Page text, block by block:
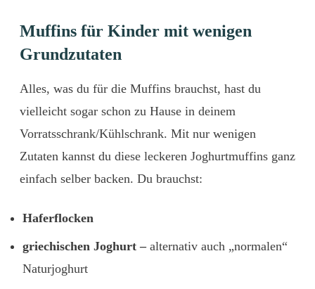
Muffins für Kinder mit wenigen
Grundzutaten
Alles, was du für die Muffins brauchst, hast du
vielleicht sogar schon zu Hause in deinem
Vorratsschrank/Kühlschrank. Mit nur wenigen
Zutaten kannst du diese leckeren Joghurtmuffins ganz
einfach selber backen. Du brauchst:
Haferflocken
griechischen Joghurt – alternativ auch „normalen“
Naturjoghurt